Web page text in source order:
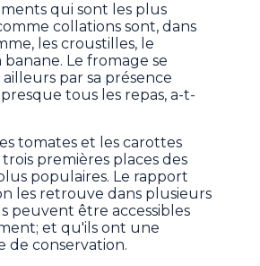
qui sont les plus
collations sont, dans
les croustilles, le
Le fromage se
par sa présence
tous les repas, a-t-
tomates et les carottes
premières places des
populaires. Le rapport
les retrouve dans plusieurs
peuvent être accessibles
et qu'ils ont une
de conservation.